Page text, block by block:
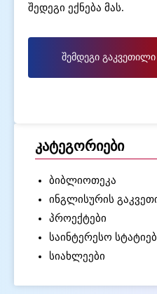
კატეგორიები
ბიბლიოთეკა
ინგლისურის
პროექტები
საინტერესო
სიახლეები
შედეგი ექნება მას.
შემდეგი გაკვეთილი